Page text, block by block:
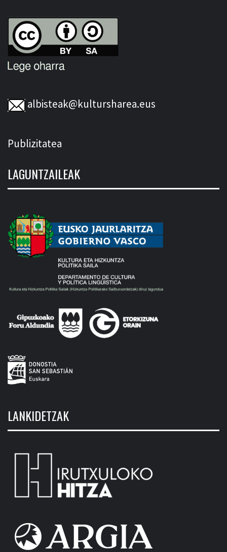
albisteak@kultursharea.eus
Publizitatea
LAGUNTZAILEAK
LANKIDETZAK